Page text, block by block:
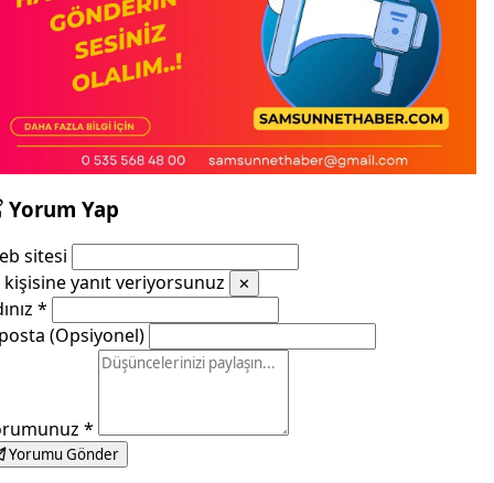
Yorum Yap
sitesi
kişisine yanıt veriyorsunuz
✕
*
(Opsiyonel)
*
Yorumu Gönder